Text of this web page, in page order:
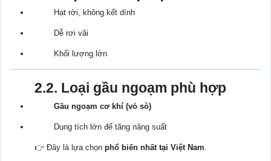
Hạt rời, không kết dính
Dễ rơi vãi
Khối lượng lớn
2.2. Loại gầu ngoạm phù hợp
Gầu ngoạm cơ khí (vỏ sò)
Dung tích lớn để tăng năng suất
👉 Đây là lựa chọn phổ biến nhất tại Việt Nam.